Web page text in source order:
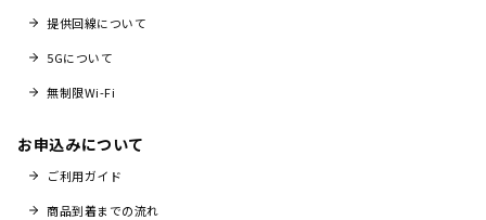
提供回線について
5Gについて
無制限Wi-Fi
お申込みについて
ご利用ガイド
商品到着までの流れ